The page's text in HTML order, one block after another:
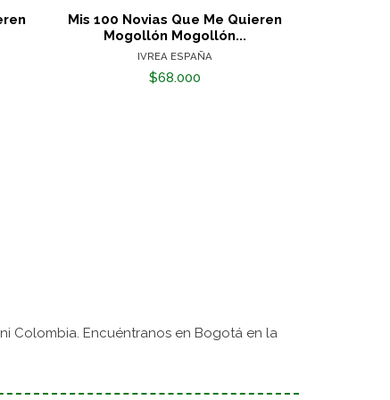
Mis 100 Novias Que Me Quieren
Mogollón Mogollón...
IVREA ESPAÑA
$68.000
Colombia. Encuéntranos en Bogotá en la